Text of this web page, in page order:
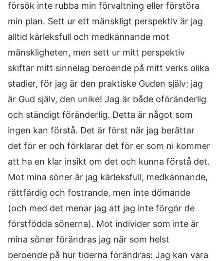
försök inte rubba min förvaltning eller förstöra
min plan. Sett ur ett mänskligt perspektiv är jag
alltid kärleksfull och medkännande mot
mänskligheten, men sett ur mitt perspektiv
skiftar mitt sinnelag beroende på mitt verks olika
stadier, för jag är den praktiske Guden själv; jag
är Gud själv, den unike! Jag är både oföränderlig
och ständigt föränderlig. Detta är något som
ingen kan förstå. Det är först när jag berättar
det för er och förklarar det för er som ni kommer
att ha en klar insikt om det och kunna förstå det.
Mot mina söner är jag kärleksfull, medkännande,
rättfärdig och fostrande, men inte dömande
(och med det menar jag att jag inte förgör de
förstfödda sönerna). Mot individer som inte är
mina söner förändras jag när som helst
beroende på hur tiderna förändras: Jag kan vara